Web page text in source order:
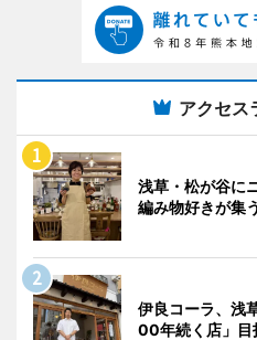
アクセス
浅草・松が谷
編み物好きが集
伊良コーラ、浅
00年続く店」目